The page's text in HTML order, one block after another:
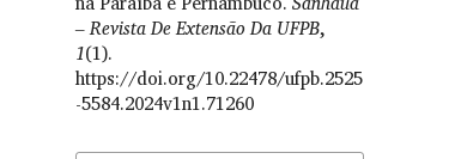
– Revista De Extensão Da UFPB,
1(1).
https://doi.org/10.22478/ufpb.2525
-5584.2024v1n1.71260